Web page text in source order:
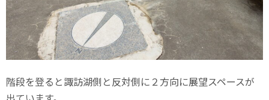
階段を登ると諏訪湖側と反対側に２方向に展望スペースが